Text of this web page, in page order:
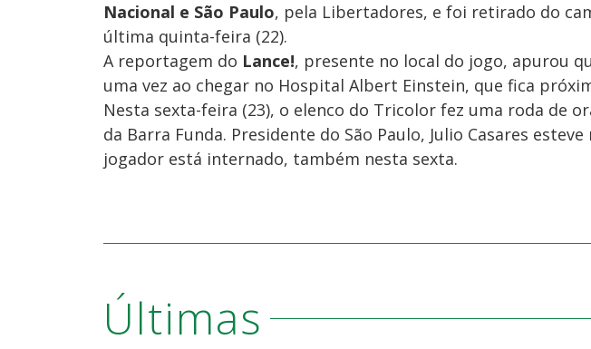
Nacional e São Paulo, pela Libertadores, e foi retirado do
última quinta-feira (22).
A reportagem do Lance!, presente no local do jogo, apurou
uma vez ao chegar no Hospital Albert Einstein, que fica
Nesta sexta-feira (23), o elenco do Tricolor fez uma roda de
da Barra Funda. Presidente do São Paulo, Julio Casares
jogador está internado, também nesta sexta.
Últimas